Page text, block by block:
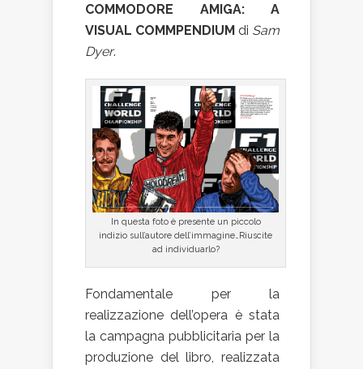
COMMODORE AMIGA: A
VISUAL COMMPENDIUM di Sam
Dyer.
In questa foto è presente un piccolo
indizio sull’autore dell’immagine…Riuscite
ad individuarlo?
Fondamentale per la
realizzazione dell’opera è stata
la campagna pubblicitaria per la
produzione del libro, realizzata